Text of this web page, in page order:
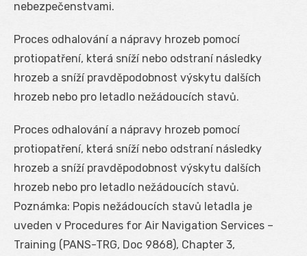
nebezpečenstvami.
Proces odhalování a nápravy hrozeb pomocí
protiopatření, která sníží nebo odstraní následky
hrozeb a sníží pravděpodobnost výskytu dalších
hrozeb nebo pro letadlo nežádoucích stavů.
Proces odhalování a nápravy hrozeb pomocí
protiopatření, která sníží nebo odstraní následky
hrozeb a sníží pravděpodobnost výskytu dalších
hrozeb nebo pro letadlo nežádoucích stavů.
Poznámka: Popis nežádoucích stavů letadla je
uveden v Procedures for Air Navigation Services –
Training (PANS-TRG, Doc 9868), Chapter 3,